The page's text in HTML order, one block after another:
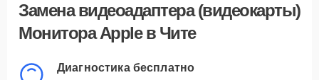
Замена видеоадаптера (видеокарты)
Монитора Apple в Чите
Диагностика бесплатно